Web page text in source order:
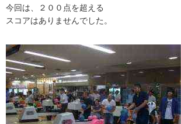
今回は、２００点を超える
スコアはありませんでした。